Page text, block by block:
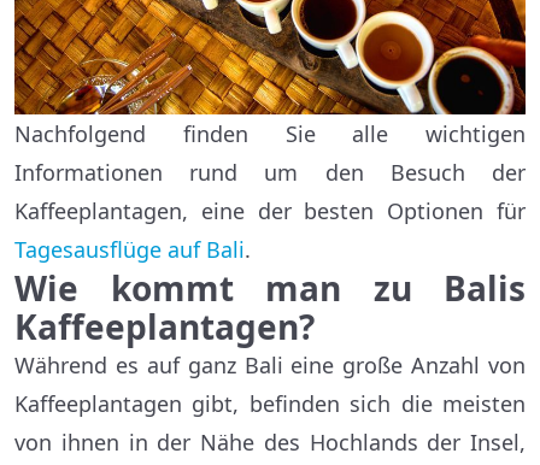
Nachfolgend finden Sie alle wichtigen
Informationen rund um den Besuch der
Kaffeeplantagen, eine der besten Optionen für
Tagesausflüge auf Bali.
Wie kommt man zu Balis
Kaffeeplantagen?
Während es auf ganz Bali eine große Anzahl von
Kaffeeplantagen gibt, befinden sich die meisten
von ihnen in der Nähe des Hochlands der Insel,